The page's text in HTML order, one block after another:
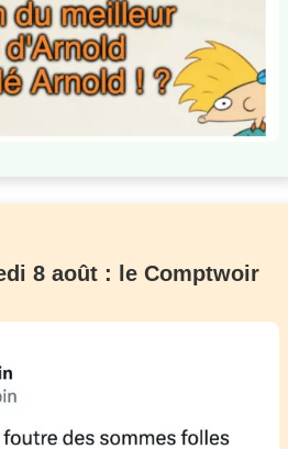
8 août : le Comptwoir